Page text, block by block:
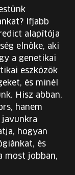
Ifjabb
alapítója
elnöke, aki
a genetikai
eszközök
és minél
Hisz abban,
hanem
hogyan
és
most jobban,